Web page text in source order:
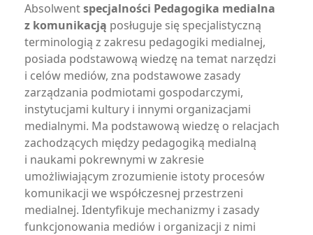
Absolwentspecjalności Pedagogika medialna
z komunikacją posługuje się specjalistyczną
terminologią z zakresu pedagogiki medialnej,
posiada podstawową wiedzę na temat narzędzi
i celów mediów, zna podstawowe zasady
zarządzania podmiotami gospodarczymi,
instytucjami kultury i innymi organizacjami
medialnymi. Ma podstawową wiedzę o relacjach
zachodzących między pedagogiką medialną
i naukami pokrewnymi w zakresie
umożliwiającym zrozumienie istoty procesów
komunikacji we współczesnej przestrzeni
medialnej. Identyfikuje mechanizmy i zasady
funkcjonowania mediów i organizacji z nimi